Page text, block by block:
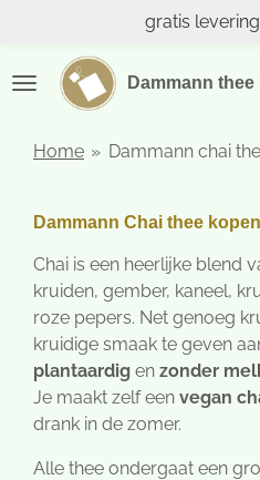
naar
gratis
Home » Dammann chai
Dammann Chai thee kopen
Chai is een heerlijke blend
kruiden, gember, kaneel,
roze pepers. Net genoeg
kruidige smaak te geven
plantaardig en zonder
Je maakt zelf een vegan
drank in de zomer.
Alle thee ondergaat een